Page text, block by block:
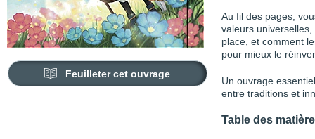
Feuilleter cet ouvrage
Au fil des pages,
valeurs
place, et comment
pour mieux le
Un ouvrage
entre traditions et
Table des